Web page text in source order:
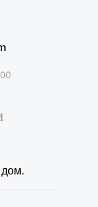
63 065 9227
дом.